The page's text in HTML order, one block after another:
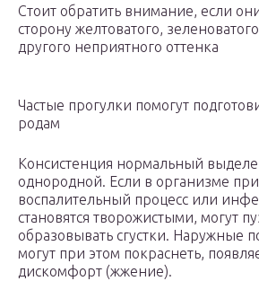
Стоит обратить внимание, если
сторону желтоватого,
другого неприятного оттенка
Частые прогулки помогут
родам
Консистенция нормальный
однородной. Если в организме
воспалительный процесс или
становятся творожистыми, могут
образовывать сгустки. Наружные
могут при этом покраснеть,
дискомфорт (жжение).